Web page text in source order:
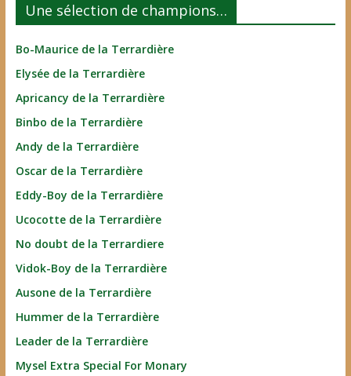
Une sélection de champions…
Bo-Maurice de la Terrardière
Elysée de la Terrardière
Apricancy de la Terrardière
Binbo de la Terrardière
Andy de la Terrardière
Oscar de la Terrardière
Eddy-Boy de la Terrardière
Ucocotte de la Terrardière
No doubt de la Terrardiere
Vidok-Boy de la Terrardière
Ausone de la Terrardière
Hummer de la Terrardière
Leader de la Terrardière
Mysel Extra Special For Monary